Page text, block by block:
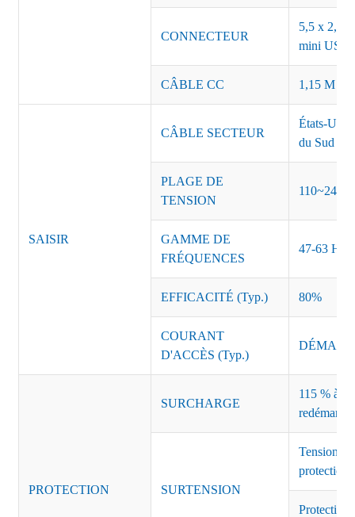
CONNECTEUR
5,5 x 2,5,
mini USB
CÂBLE CC 1,15 M ou
SAISIR
CÂBLE SECTEUR
États-Unis
du Sud
PLAGE DE
TENSION
110~240
GAMME DE
FRÉQUENCES
47-63 Hz
EFFICACITÉ (Typ.) 80%
COURANT
D'ACCÈS (Typ.)
PROTECTION
SURCHARGE
115 % à
SURTENSION
Tension
protection
Protection